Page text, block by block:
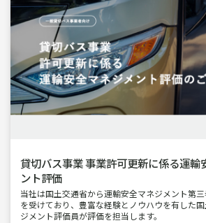
貸切バス事業 事業許可更新に係る運輸
ント評価
当社は国土交通省から運輸安全マネジメント第
を受けており、豊富な経験とノウハウを有した
ジメント評価員が評価を担当します。